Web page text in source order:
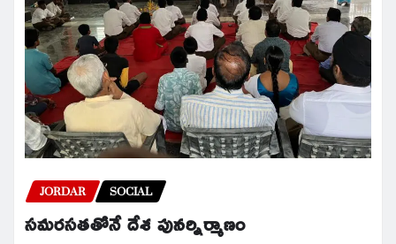
JORDAR SOCIAL
సమరసతతోనే దేశ పునర్నిర్మాణం